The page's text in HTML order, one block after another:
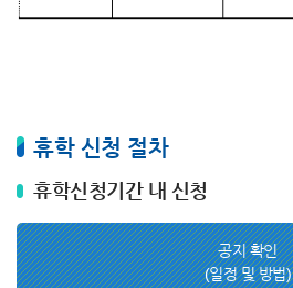
휴학 신청 절차
휴학신청기간 내 신청
공지 확인
(일정 및 방법)